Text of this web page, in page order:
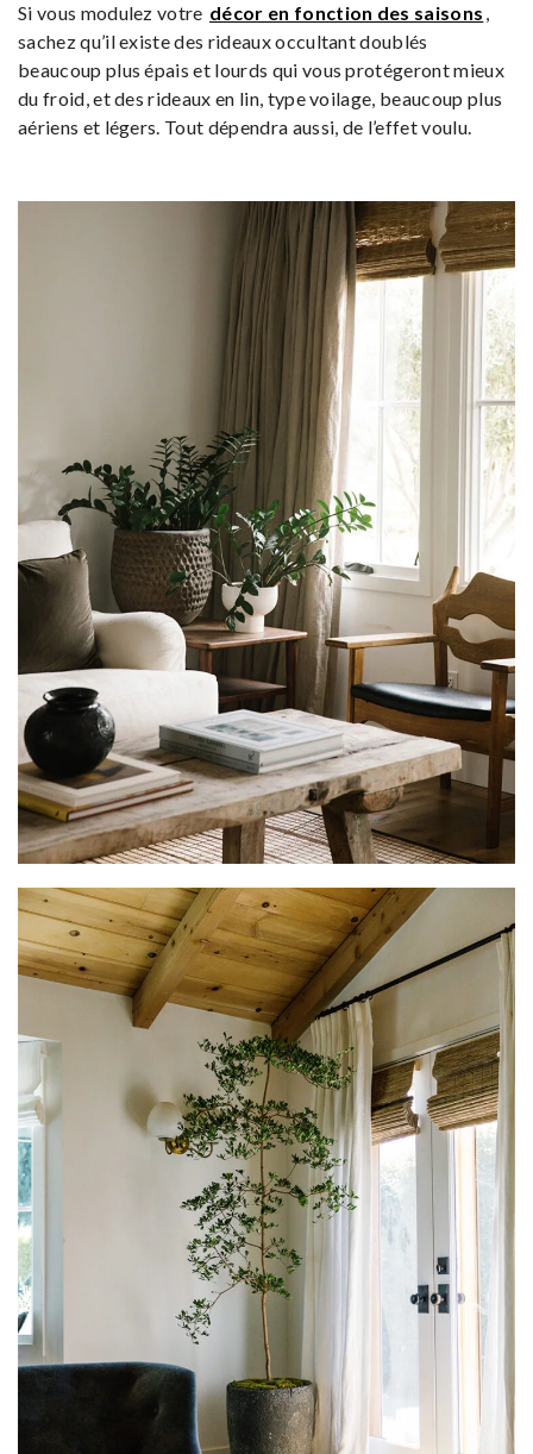
Si vous modulez votre décor en fonction des saisons ,
sachez qu’il existe des rideaux occultant doublés
beaucoup plus épais et lourds qui vous protégeront mieux
du froid, et des rideaux en lin, type voilage, beaucoup plus
aériens et légers. Tout dépendra aussi, de l’effet voulu.